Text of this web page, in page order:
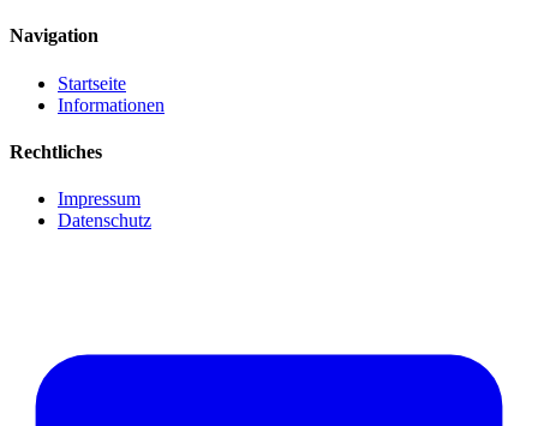
Navigation
Startseite
Informationen
Rechtliches
Impressum
Datenschutz